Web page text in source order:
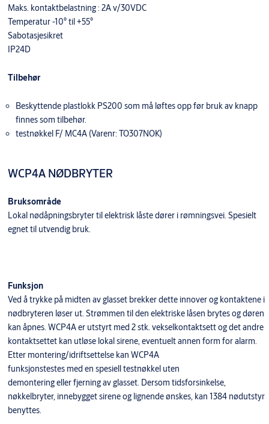
Maks. kontaktbelastning : 2A v/30VDC
Temperatur -10° til +55°
Sabotasjesikret
IP24D
Tilbehør
Beskyttende plastlokk PS200 som må løftes opp før bruk av knapp
finnes som tilbehør.
testnøkkel F/ MC4A (Varenr: TO307NOK)
WCP4A NØDBRYTER
Bruksområde
Lokal nødåpningsbryter til elektrisk låste dører i rømningsvei. Spesielt
egnet til utvendig bruk.
Funksjon
Ved å trykke på midten av glasset brekker dette innover og kontaktene i
nødbryteren løser ut. Strømmen til den elektriske låsen brytes og døren
kan åpnes. WCP4A er utstyrt med 2 stk. vekselkontaktsett og det andre
kontaktsettet kan utløse lokal sirene, eventuelt annen form for alarm.
Etter montering/idriftsettelse kan WCP4A
funksjonstestes med en spesiell testnøkkel uten
demontering eller fjerning av glasset. Dersom tidsforsinkelse,
nøkkelbryter, innebygget sirene og lignende ønskes, kan 1384 nødutstyr
benyttes.